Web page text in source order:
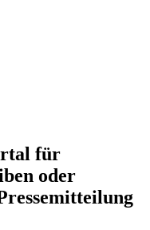
für
oder